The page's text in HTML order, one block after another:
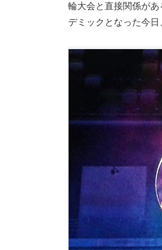
輪大会と直接関係が
デミックとなった今